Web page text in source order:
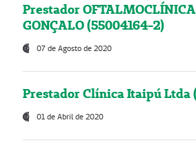
Prestador
GONÇALO (55004164-2)
07 de Agosto de 2020
Prestador Clínica Itaipú Ltda
01 de Abril de 2020